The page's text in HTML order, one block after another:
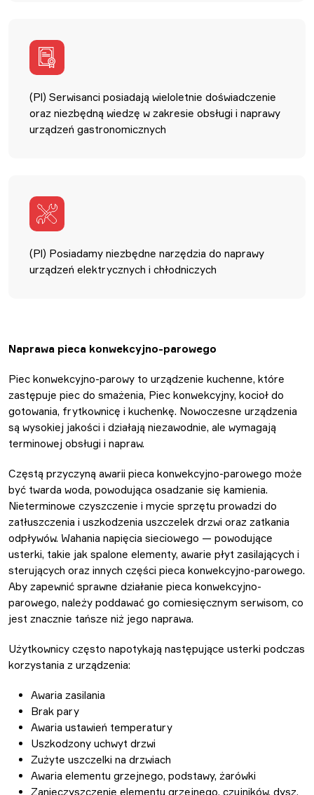
(Pl) Serwisanci posiadają wieloletnie doświadczenie
oraz niezbędną wiedzę w zakresie obsługi i naprawy
urządzeń gastronomicznych
(Pl) Posiadamy niezbędne narzędzia do naprawy
urządzeń elektrycznych i chłodniczych
Naprawa pieca konwekcyjno-parowego
Piec konwekcyjno-parowy to urządzenie kuchenne, które
zastępuje piec do smażenia, Piec konwekcyjny, kocioł do
gotowania, frytkownicę i kuchenkę. Nowoczesne urządzenia
są wysokiej jakości i działają niezawodnie, ale wymagają
terminowej obsługi i napraw.
Częstą przyczyną awarii pieca konwekcyjno-parowego może
być twarda woda, powodująca osadzanie się kamienia.
Nieterminowe czyszczenie i mycie sprzętu prowadzi do
zatłuszczenia i uszkodzenia uszczelek drzwi oraz zatkania
odpływów. Wahania napięcia sieciowego — powodujące
usterki, takie jak spalone elementy, awarie płyt zasilających i
sterujących oraz innych części pieca konwekcyjno-parowego.
Aby zapewnić sprawne działanie pieca konwekcyjno-
parowego, należy poddawać go comiesięcznym serwisom, co
jest znacznie tańsze niż jego naprawa.
Użytkownicy często napotykają następujące usterki podczas
korzystania z urządzenia:
Awaria zasilania
Brak pary
Awaria ustawień temperatury
Uszkodzony uchwyt drzwi
Zużyte uszczelki na drzwiach
Awaria elementu grzejnego, podstawy, żarówki
Zanieczyszczenie elementu grzejnego, czujników, dysz,